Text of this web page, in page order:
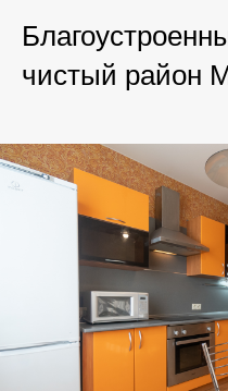
чистый район